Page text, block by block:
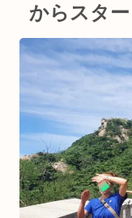
からスター